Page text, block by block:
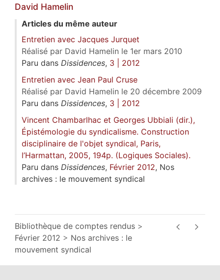
David Hamelin
Articles du même auteur
Entretien avec Jacques Jurquet
Réalisé par David Hamelin le 1er mars 2010
Paru dans Dissidences, 3 | 2012
Entretien avec Jean Paul Cruse
Réalisé par David Hamelin le 20 décembre 2009
Paru dans Dissidences, 3 | 2012
Vincent Chambarlhac et Georges Ubbiali (dir.),
Épistémologie du syndicalisme. Construction
disciplinaire de l'objet syndical, Paris,
l’Harmattan, 2005, 194p. (Logiques Sociales).
Paru dans Dissidences, Février 2012, Nos
archives : le mouvement syndical
Bibliothèque de comptes rendus
Février 2012
Nos archives : le
mouvement syndical